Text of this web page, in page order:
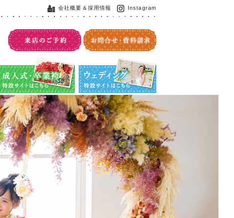
会社概要＆採用情報 Instagram
成人式・卒業袴特設サイト ウエディング特設サイト